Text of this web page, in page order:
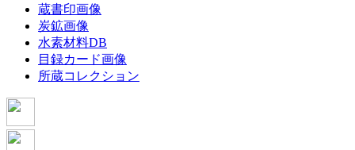
蔵書印画像
炭鉱画像
水素材料DB
目録カード画像
所蔵コレクション